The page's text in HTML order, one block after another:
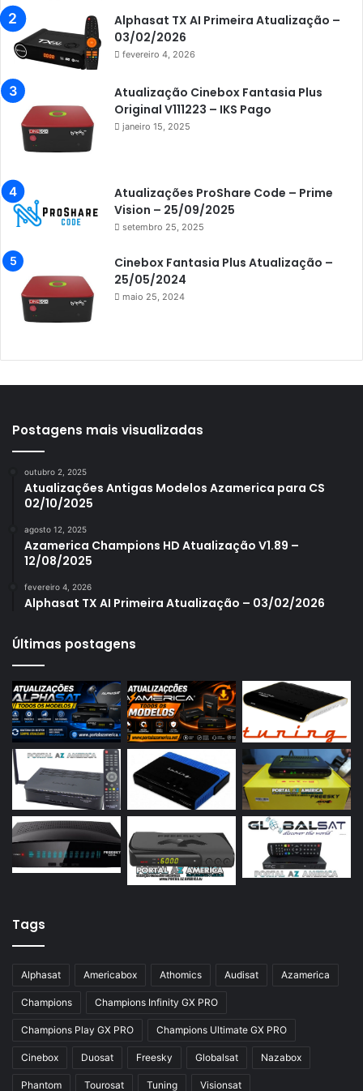
Azamerica Champions
Azamerica Champions IPTV
Azamerica Extremo IPTV
Azamerica F92 Plus
Azamerica Gold
Azamerica i7 IPTV
Azamerica King
Azamerica King GX PRO
Azamerica King IPTV
Azamerica Mobi
Azamerica S1005
Azamerica S1006 Plus
Azamerica S1007 New
Azamerica S1009
Azamerica S2005
Azamerica S2010
Azamerica S2015
Azamerica S922
Azamerica S922 Mini
Azamerica S928
Azamerica Silver
Azamerica Silver GX PRO
Azamerica Silver IPTV
Azbox Like
Azfox
Azgold
Azplus
Azsat
Alphasat TX AI Primeira Atualização –
03/02/2026
fevereiro 4, 2026
Atualização Cinebox Fantasia Plus
Original V111223 – IKS Pago
janeiro 15, 2025
Atualizações ProShare Code – Prime
Vision – 25/09/2025
setembro 25, 2025
Cinebox Fantasia Plus Atualização –
25/05/2024
maio 25, 2024
Postagens mais visualizadas
outubro 2, 2025
Atualizações Antigas Modelos Azamerica para CS
02/10/2025
agosto 12, 2025
Azamerica Champions HD Atualização V1.89 –
12/08/2025
fevereiro 4, 2026
Alphasat TX AI Primeira Atualização – 03/02/2026
Últimas postagens
Tags
Alphasat Americabox Athomics Audisat Azamerica
Champions Champions Infinity GX PRO
Champions Play GX PRO Champions Ultimate GX PRO
Cinebox Duosat Freesky Globalsat Nazabox
Phantom Tourosat Tuning Visionsat